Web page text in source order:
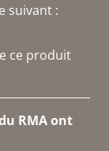
suivant :
ce produit
RMA ont